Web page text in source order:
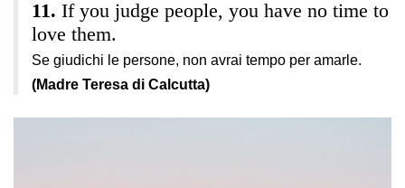
If you judge people, you have no time to
love them.
Se giudichi le persone, non avrai tempo per amarle.
(Madre Teresa di Calcutta)